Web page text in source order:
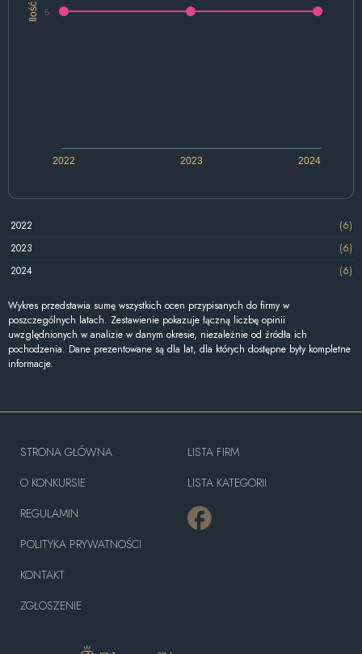
Ilość
2022 2023 2024
6
2022
(6)
2023
(6)
2024
(6)
Wykres przedstawia sumę wszystkich ocen przypisanych do firmy w
poszczególnych latach. Zestawienie pokazuje łączną liczbę opinii
uwzględnionych w analizie w danym okresie, niezależnie od źródła ich
pochodzenia. Dane prezentowane są dla lat, dla których dostępne były kompletne
informacje.
STRONA GŁÓWNA
O KONKURSIE
REGULAMIN
POLITYKA PRYWATNOŚCI
KONTAKT
ZGŁOSZENIE
LISTA FIRM
LISTA KATEGORII